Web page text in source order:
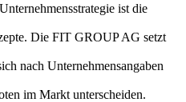
ist die
Die FIT GROUP AG setzt
nach Unternehmensangaben
im Markt unterscheiden.